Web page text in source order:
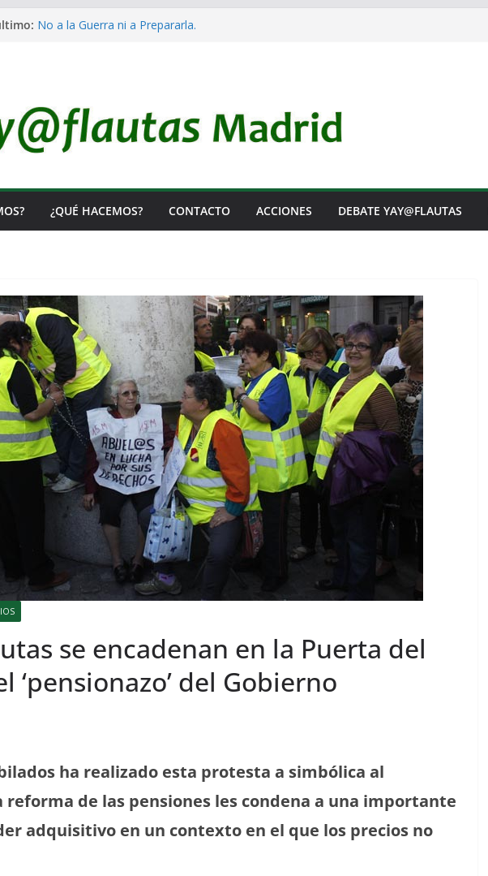
No a la Guerra ni a Prepararla.
¿QUÉ HACEMOS? CONTACTO ACCIONES DEBATE YAY@FLAUTAS
se encadenan en la Puerta del
‘pensionazo’ del Gobierno
ha realizado esta protesta a simbólica al
reforma de las pensiones les condena a una importante
adquisitivo en un contexto en el que los precios no